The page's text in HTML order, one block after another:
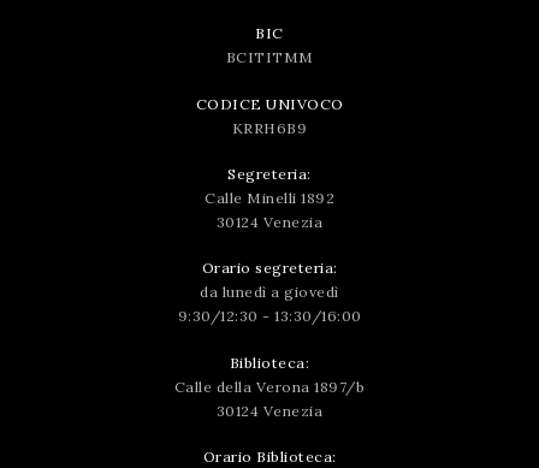
BIC
BCITITMM
CODICE UNIVOCO
KRRH6B9
Segreteria:
Calle Minelli 1892
30124 Venezia
Orario segreteria:
da lunedì a giovedì
9:30/12:30 - 13:30/16:00
Biblioteca:
Calle della Verona 1897/b
30124 Venezia
Orario Biblioteca: